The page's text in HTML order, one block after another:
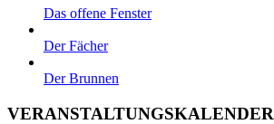
Das offene Fenster
Der Fächer
Der Brunnen
VERANSTALTUNGSKALENDER